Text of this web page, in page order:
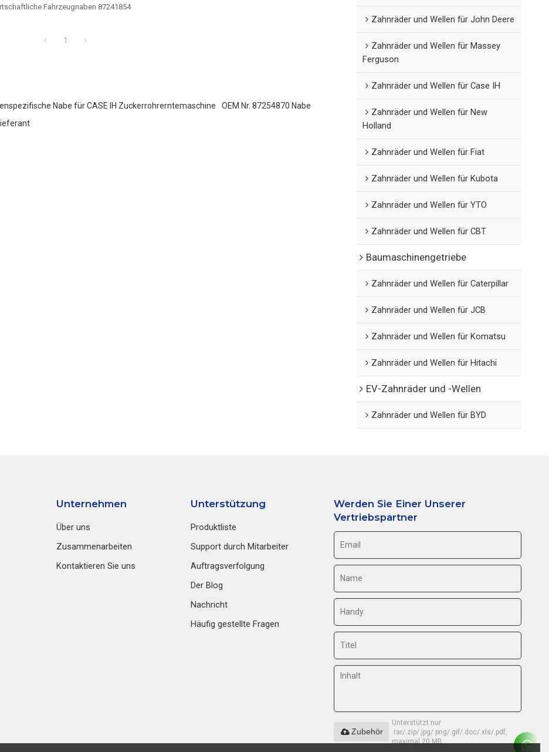
Fahrzeugnaben 87241854
1
Nabe für CASE IH Zuckerrohrerntemaschine
OEM Nr. 87254870 Nabe
Zahnräder und Wellen für John Deere
Zahnräder und Wellen für Massey
Ferguson
Zahnräder und Wellen für Case IH
Zahnräder und Wellen für New
Holland
Zahnräder und Wellen für Fiat
Zahnräder und Wellen für Kubota
Zahnräder und Wellen für YTO
Zahnräder und Wellen für CBT
Baumaschinengetriebe
Zahnräder und Wellen für Caterpillar
Zahnräder und Wellen für JCB
Zahnräder und Wellen für Komatsu
Zahnräder und Wellen für Hitachi
EV-Zahnräder und -Wellen
Zahnräder und Wellen für BYD
Unternehmen
Über uns
Zusammenarbeiten
Kontaktieren Sie uns
Unterstützung
Produktliste
Support durch Mitarbeiter
Auftragsverfolgung
Der Blog
Nachricht
Häufig gestellte Fragen
Werden Sie Einer Unserer
Vertriebspartner
Unterstützt nur
.rar/.zip/.jpg/.png/.gif/.doc/.xls/.pdf,
maximal 20 MB
Zubehör